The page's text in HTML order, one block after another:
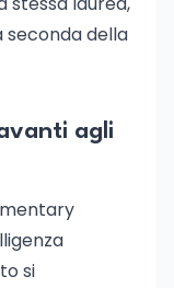
seconda della
agli
si